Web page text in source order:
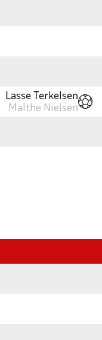
Lasse Terkelsen
Malthe Nielsen